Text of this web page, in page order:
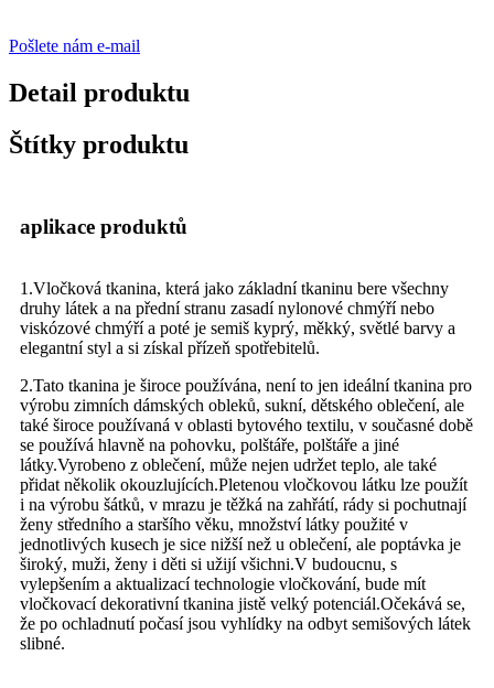
Pošlete nám e-mail
Detail produktu
Štítky produktu
aplikace produktů
1.Vločková tkanina, která jako základní tkaninu bere všechny
druhy látek a na přední stranu zasadí nylonové chmýří nebo
viskózové chmýří a poté je semiš kyprý, měkký, světlé barvy a
elegantní styl a si získal přízeň spotřebitelů.
2.Tato tkanina je široce používána, není to jen ideální tkanina pro
výrobu zimních dámských obleků, sukní, dětského oblečení, ale
také široce používaná v oblasti bytového textilu, v současné době
se používá hlavně na pohovku, polštáře, polštáře a jiné
látky.Vyrobeno z oblečení, může nejen udržet teplo, ale také
přidat několik okouzlujících.Pletenou vločkovou látku lze použít
i na výrobu šátků, v mrazu je těžká na zahřátí, rády si pochutnají
ženy středního a staršího věku, množství látky použité v
jednotlivých kusech je sice nižší než u oblečení, ale poptávka je
široký, muži, ženy i děti si užijí všichni.V budoucnu, s
vylepšením a aktualizací technologie vločkování, bude mít
vločkovací dekorativní tkanina jistě velký potenciál.Očekává se,
že po ochladnutí počasí jsou vyhlídky na odbyt semišových látek
slibné.